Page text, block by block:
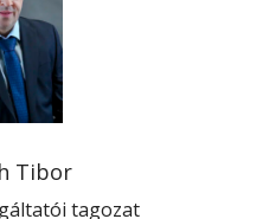
Tibor
tagozat